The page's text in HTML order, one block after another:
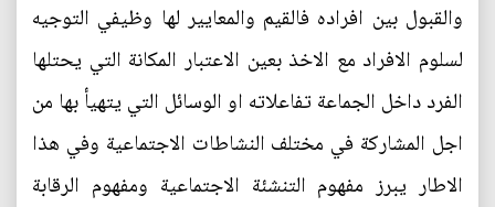
والقبول بين افراده فالقيم والمعايير لها وظيفي التوجيه
لسلوم الافراد مع الاخذ بعين الاعتبار المكانة التي يحتلها
الفرد داخل الجماعة تفاعلاته او الوسائل التي يتهيأ بها من
اجل المشاركة في مختلف النشاطات الاجتماعية وفي هذا
الاطار يبرز مفهوم التنشئة الاجتماعية ومفهوم الرقابة